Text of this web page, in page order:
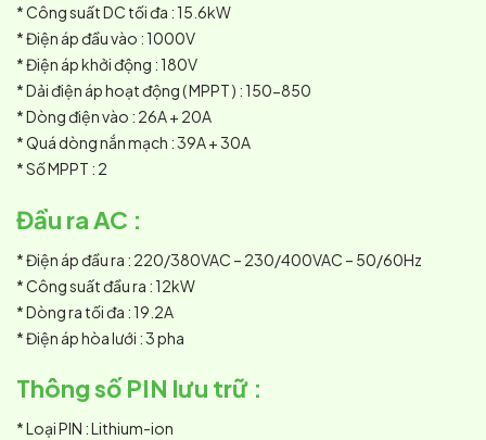
* Công suất DC tối đa : 15.6kW
* Điện áp đầu vào : 1000V
* Điện áp khởi động : 180V
* Dải điện áp hoạt động ( MPPT ) : 150-850
* Dòng điện vào : 26A + 20A
* Quá dòng nắn mạch : 39A + 30A
* Số MPPT : 2
Đầu ra AC :
* Điện áp đầu ra : 220/380VAC – 230/400VAC – 50/60Hz
* Công suất đầu ra : 12kW
* Dòng ra tối đa : 19.2A
* Điện áp hòa lưới : 3 pha
Thông số PIN lưu trữ :
* Loại PIN : Lithium-ion